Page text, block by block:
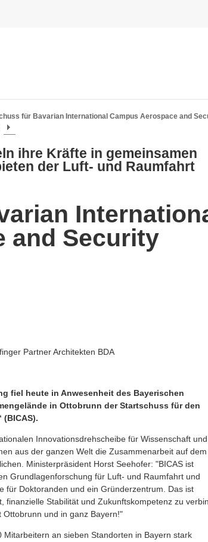
für Bavarian International Campus Aerospace and
ihre Kräfte in gemeinsamen
der Luft- und Raumfahrt
and Security
Partner Architekten BDA
fiel heute in Anwesenheit des Bayerischen
in Ottobrunn der Startschuss für den
(BICAS).
Innovationsdrehscheibe für Wissenschaft und
aus der ganzen Welt die Zusammenarbeit auf dem
Ministerpräsident Horst Seehofer: "BICAS ist
Grundlagenforschung für Luft- und Raumfahrt und
für Doktoranden und ein Gründerzentrum. Das ist
Stabilität und Zukunftskompetenz zu
und in ganz Bayern!"
Mitarbeitern an sieben Standorten in Bayern stark